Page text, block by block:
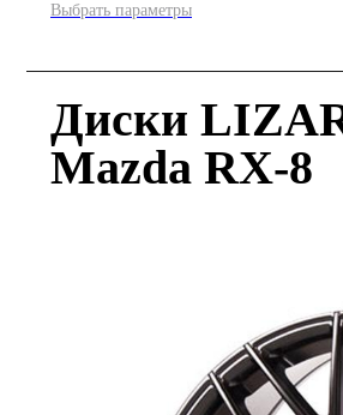
Выбрать параметры
Диски
Mazda RX-8